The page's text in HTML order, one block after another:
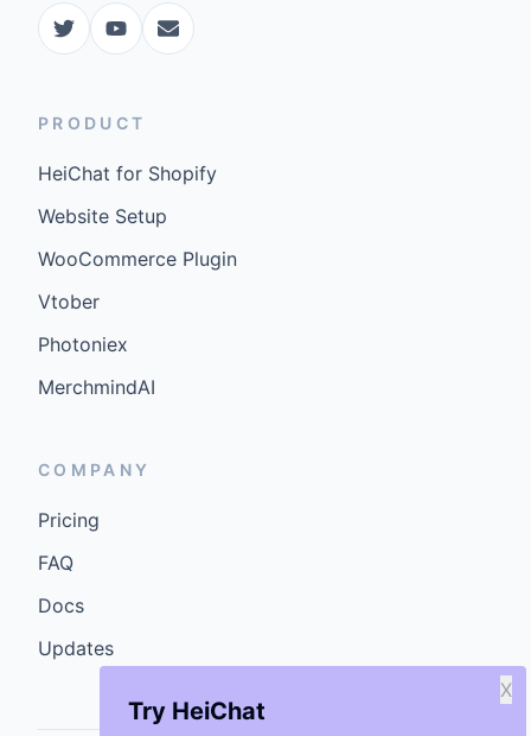
Try HeiChat
X
PRODUCT
HeiChat for Shopify
Website Setup
WooCommerce Plugin
Vtober
Photoniex
MerchmindAI
COMPANY
Pricing
FAQ
Docs
Updates